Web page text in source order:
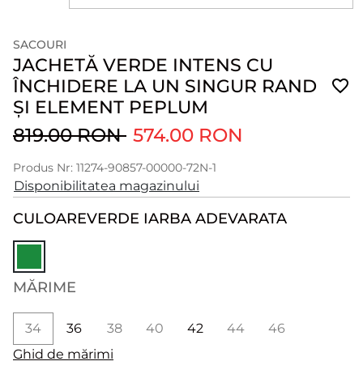
SACOURI
JACHETĂ VERDE INTENS CU
ÎNCHIDERE LA UN SINGUR RAND
ȘI ELEMENT PEPLUM
819.00 RON 574.00 RON
Produs Nr: 11274-90857-00000-72N-1
Disponibilitatea magazinului
CULOAREVERDE IARBA ADEVARATA
MĂRIME
34 36 38 40 42 44
46
Ghid de mărimi